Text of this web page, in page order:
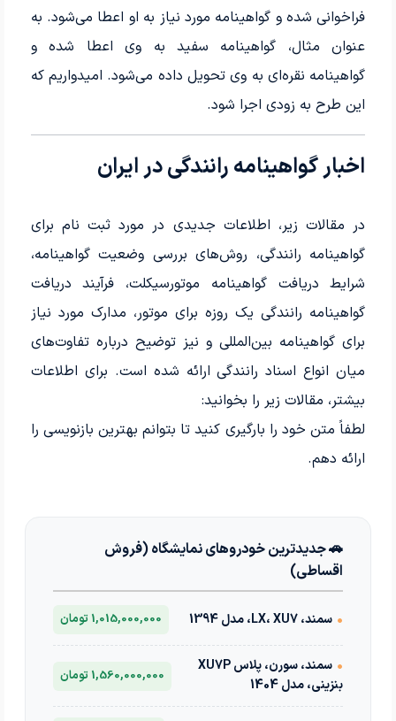
فراخوانی شده و گواهینامه مورد نیاز به او اعطا می‌شود. به
عنوان مثال، گواهینامه سفید به وی اعطا شده و
گواهینامه نقره‌ای به وی تحویل داده می‌شود. امیدواریم که
این طرح به زودی اجرا شود.
اخبار گواهینامه رانندگی در ایران
در مقالات زیر، اطلاعات جدیدی در مورد ثبت نام برای
گواهینامه رانندگی، روش‌های بررسی وضعیت گواهینامه،
شرایط دریافت گواهینامه موتورسیکلت، فرآیند دریافت
گواهینامه رانندگی یک روزه برای موتور، مدارک مورد نیاز
برای گواهینامه بین‌المللی و نیز توضیح درباره تفاوت‌های
میان انواع اسناد رانندگی ارائه شده است. برای اطلاعات
بیشتر، مقالات زیر را بخوانید:
لطفاً متن خود را بارگیری کنید تا بتوانم بهترین بازنویسی را
ارائه دهم.
🚗 جدیدترین خودروهای نمایشگاه (فروش
اقساطی)
• سمند، LX، XU7، مدل 1394 1,015,000,000 تومان
•
سمند، سورن، پلاس XU7P
بنزینی، مدل 1404
1,560,000,000 تومان